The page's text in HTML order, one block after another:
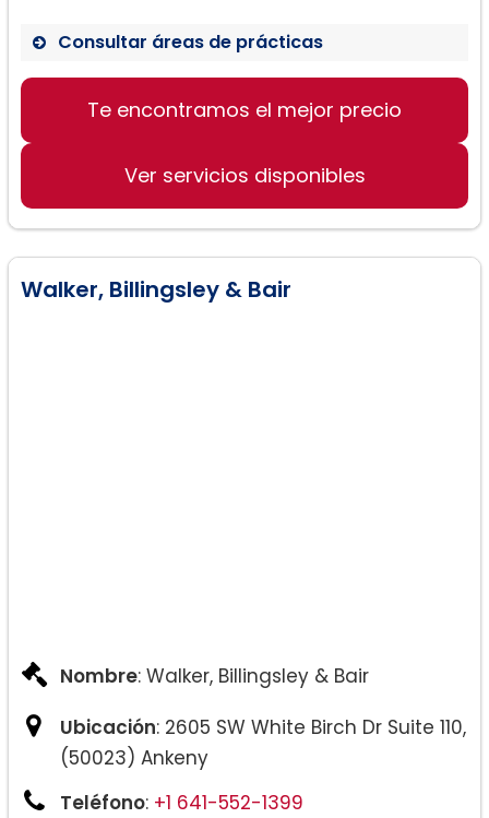
Consultar áreas de prácticas
Responsabilidad Civil
Derecho Corporativo
Te encontramos el mejor precio
Ver servicios disponibles
Walker, Billingsley & Bair
Nombre: Walker, Billingsley & Bair
Ubicación: 2605 SW White Birch Dr Suite 110,
(50023) Ankeny
Teléfono: +1 641-552-1399